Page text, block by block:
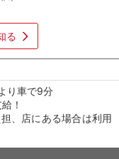
る
り車で9分
！
、店にある場合は利用